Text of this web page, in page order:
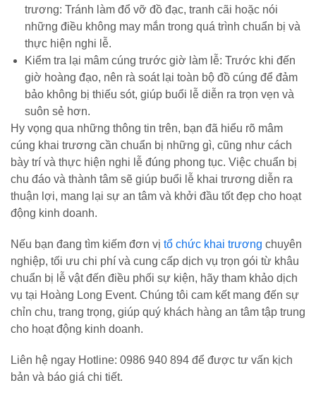
trương: Tránh làm đổ vỡ đồ đạc, tranh cãi hoặc nói
những điều không may mắn trong quá trình chuẩn bị và
thực hiện nghi lễ.
Kiểm tra lại mâm cúng trước giờ làm lễ: Trước khi đến
giờ hoàng đạo, nên rà soát lại toàn bộ đồ cúng để đảm
bảo không bị thiếu sót, giúp buổi lễ diễn ra trọn vẹn và
suôn sẻ hơn.
Hy vọng qua những thông tin trên, bạn đã hiểu rõ mâm
cúng khai trương cần chuẩn bị những gì, cũng như cách
bày trí và thực hiện nghi lễ đúng phong tục. Việc chuẩn bị
chu đáo và thành tâm sẽ giúp buổi lễ khai trương diễn ra
thuận lợi, mang lại sự an tâm và khởi đầu tốt đẹp cho hoạt
động kinh doanh.
Nếu bạn đang tìm kiếm đơn vị tổ chức khai trương chuyên
nghiệp, tối ưu chi phí và cung cấp dịch vụ trọn gói từ khâu
chuẩn bị lễ vật đến điều phối sự kiện, hãy tham khảo dịch
vụ tại Hoàng Long Event. Chúng tôi cam kết mang đến sự
chỉn chu, trang trọng, giúp quý khách hàng an tâm tập trung
cho hoạt động kinh doanh.
Liên hệ ngay Hotline: 0986 940 894 để được tư vấn kịch
bản và báo giá chi tiết.